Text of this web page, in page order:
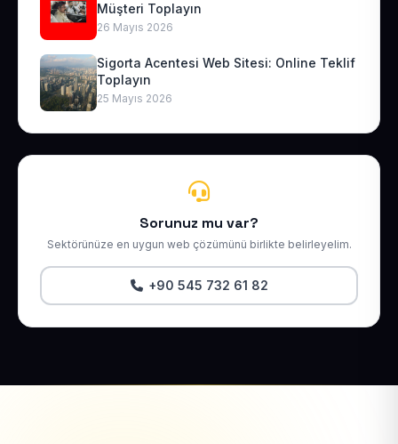
Müşteri Toplayın
26 Mayıs 2026
Sigorta Acentesi Web Sitesi: Online Teklif
Toplayın
25 Mayıs 2026
Sorunuz mu var?
Sektörünüze en uygun web çözümünü birlikte belirleyelim.
+90 545 732 61 82